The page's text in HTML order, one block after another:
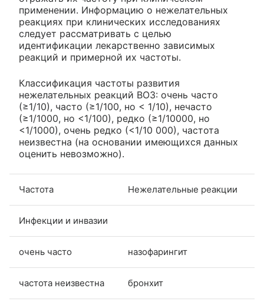
применении. Информацию о нежелательных
реакциях при клинических исследованиях
следует рассматривать с целью
идентификации лекарственно зависимых
реакций и примерной их частоты.
Классификация частоты развития
нежелательных реакций ВОЗ: очень часто
(≥1/10), часто (≥1/100, но < 1/10), нечасто
(≥1/1000, но <1/100), редко (≥1/10000, но
<1/1000), очень редко (<1/10 000), частота
неизвестна (на основании имеющихся данных
оценить невозможно).
Частота Нежелательные реакции
Инфекции и инвазии
очень часто назофарингит
частота неизвестна бронхит